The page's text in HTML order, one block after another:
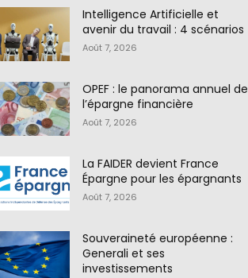
Intelligence Artificielle et
avenir du travail : 4 scénarios
Août 7, 2026
OPEF : le panorama annuel de
l’épargne financière
Août 7, 2026
La FAIDER devient France
Épargne pour les épargnants
Août 7, 2026
Souveraineté européenne :
Generali et ses
investissements